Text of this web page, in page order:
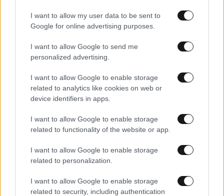
I want to allow my user data to be sent to
Google for online advertising purposes.
I want to allow Google to send me
personalized advertising.
I want to allow Google to enable storage
related to analytics like cookies on web or
device identifiers in apps.
I want to allow Google to enable storage
related to functionality of the website or app.
I want to allow Google to enable storage
related to personalization.
I want to allow Google to enable storage
related to security, including authentication
16·10·2013 19:24
«Να επανέλθει η νομιμότητα στη δημόσια